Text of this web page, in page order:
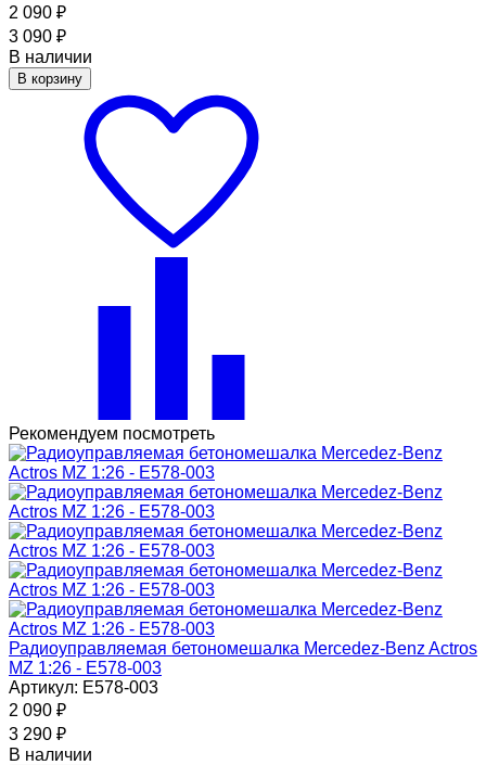
2 090 ₽
3 090 ₽
В наличии
В корзину
Рекомендуем посмотреть
Радиоуправляемая бетономешалка Mercedez-Benz Actros
MZ 1:26 - E578-003
Артикул: E578-003
2 090 ₽
3 290 ₽
В наличии